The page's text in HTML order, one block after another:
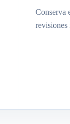
Conserva
revisiones